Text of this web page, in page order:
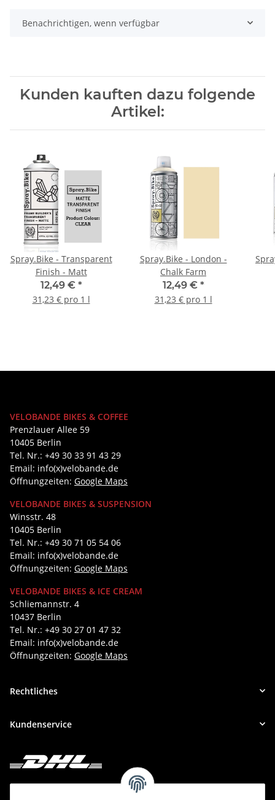
Benachrichtigen, wenn verfügbar
Kunden kauften dazu folgende
Artikel:
Spray.Bike - Transparent
Finish - Matt
12,49 € *
31,23 € pro 1 l
Spray.Bike - London -
Chalk Farm
12,49 € *
31,23 € pro 1 l
VELOBANDE BIKES & COFFEE
Prenzlauer Allee 59
10405 Berlin
Tel. Nr.: +49 30 33 91 43 29
Email: info(x)velobande.de
Öffnungzeiten: Google Maps
VELOBANDE BIKES & SUSPENSION
Winsstr. 48
10405 Berlin
Tel. Nr.: +49 30 71 05 54 06
Email: info(x)velobande.de
Öffnungzeiten: Google Maps
VELOBANDE BIKES & ICE CREAM
Schliemannstr. 4
10437 Berlin
Tel. Nr.: +49 30 27 01 47 32
Email: info(x)velobande.de
Öffnungzeiten: Google Maps
Rechtliches
Kundenservice
Deine Bestellung versenden wir mit DHL!